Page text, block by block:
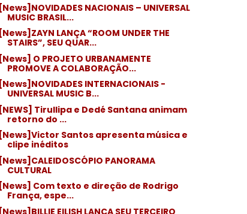
[News]NOVIDADES NACIONAIS – UNIVERSAL
MUSIC BRASIL...
[News]ZAYN LANÇA “ROOM UNDER THE
STAIRS”, SEU QUAR...
[News] O PROJETO URBANAMENTE
PROMOVE A COLABORAÇÃO...
[News]NOVIDADES INTERNACIONAIS -
UNIVERSAL MUSIC B...
[NEWS] Tirullipa e Dedé Santana animam
retorno do ...
[News]Victor Santos apresenta música e
clipe inéditos
[News]CALEIDOSCÓPIO PANORAMA
CULTURAL
[News] Com texto e direção de Rodrigo
França, espe...
[News]BILLIE EILISH LANÇA SEU TERCEIRO